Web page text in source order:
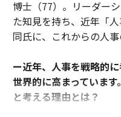
博士（77）。リーダー
た知見を持ち、近年「
同氏に、これからの人
ー近年、人事を戦略的
世界的に高まっていま
と考える理由とは？